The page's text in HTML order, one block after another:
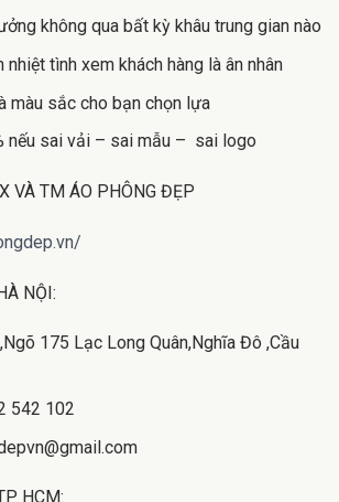
không qua bất kỳ khâu trung gian nào
tình xem khách hàng là ân nhân
màu sắc cho bạn chọn lựa
nếu sai vải – sai mẫu – sai logo
VÀ TM ÁO PHÔNG ĐẸP
NỘI:
175 Lạc Long Quân,Nghĩa Đô ,Cầu
542 102
HCM: